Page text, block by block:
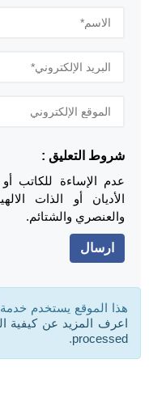
شروط التعليق :
عدم الإساءة للكاتب
الأديان أو الذات
والعنصري والشتائم.
هذا الموقع يستخدم
اعرف المزيد عن كيفية
processed
.